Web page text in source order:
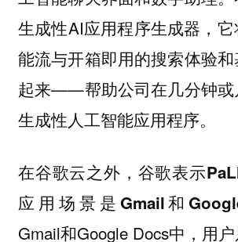
生成性AI应用程序生成器，
能流与开箱即用的搜索体验
起来——帮助公司在几分钟或
生成性人工智能应用程序。
在谷歌云之外， 谷歌表示
应用场景是Gmail和
Gmail和Google Docs中，用